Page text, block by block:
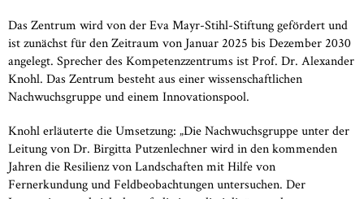
Das Zentrum wird von der Eva Mayr-Stihl-Stiftung gefördert und
ist zunächst für den Zeitraum von Januar 2025 bis Dezember 2030
angelegt. Sprecher des Kompetenzzentrums ist Prof. Dr. Alexander
Knohl. Das Zentrum besteht aus einer wissenschaftlichen
Nachwuchsgruppe und einem Innovationspool.
Knohl erläuterte die Umsetzung: „Die Nachwuchsgruppe unter der
Leitung von Dr. Birgitta Putzenlechner wird in den kommenden
Jahren die Resilienz von Landschaften mit Hilfe von
Fernerkundung und Feldbeobachtungen untersuchen. Der